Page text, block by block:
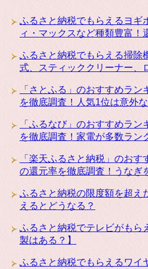
ふるさと納税でもらえるヨギ
ィ・マックスなど種類豊富！
ふるさと納税でもらえる掃除
式、スティッククリーナー、
「さとふる」のおすすめラ
を徹底調査！人気1位は意外
「ふるなび」のおすすめラ
を徹底調査！家電が多数ラン
「楽天ふるさと納税」のお
の還元率を徹底調査！うなぎ
ふるさと納税の限度額を超え
えるとどうなる？
ふるさと納税でテレビがもら
製はある？】
ふるさと納税でもらえるワイ